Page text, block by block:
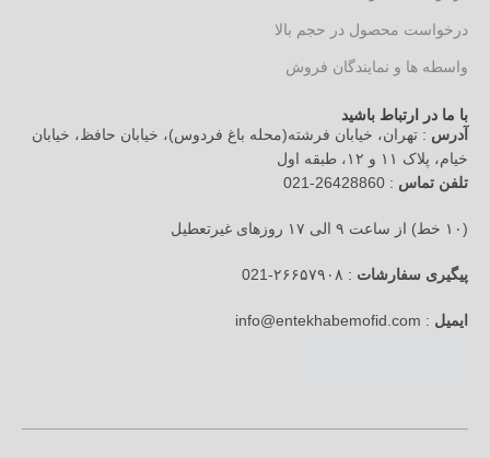
درخواست محصول در حجم بالا
واسطه ها و نمایندگان فروش
با ما در ارتباط باشید
آدرس : تهران، خیابان فرشته(محله باغ فردوس)، خیابان حافظ، خیابان
خیام، پلاک ۱۱ و ۱۲، طبقه اول
تلفن تماس : 26428860-021
(۱۰ خط) از ساعت ۹ الی ۱۷ روزهای غیرتعطیل
پیگیری سفارشات : ۲۶۶۵۷۹۰۸-021
ایمیل : info@entekhabemofid.com